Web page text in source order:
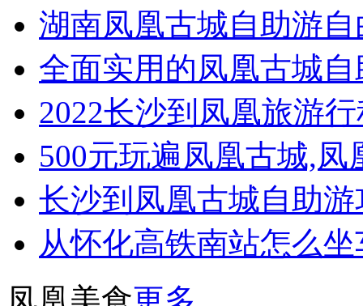
湖南凤凰古城自助游
全面实用的凤凰古城
2022长沙到凤凰旅游
500元玩遍凤凰古城,
长沙到凤凰古城自助
从怀化高铁南站怎么